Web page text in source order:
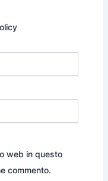
web in questo
commento.